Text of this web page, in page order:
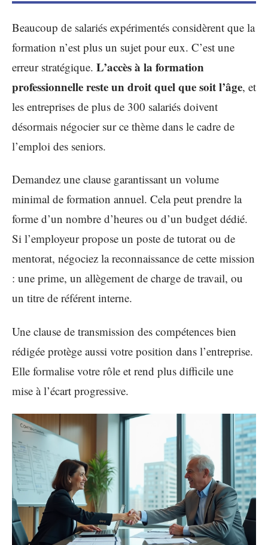
Beaucoup de salariés expérimentés considèrent que la
formation n’est plus un sujet pour eux. C’est une
erreur stratégique. L’accès à la formation
professionnelle reste un droit quel que soit l’âge, et
les entreprises de plus de 300 salariés doivent
désormais négocier sur ce thème dans le cadre de
l’emploi des seniors.
Demandez une clause garantissant un volume
minimal de formation annuel. Cela peut prendre la
forme d’un nombre d’heures ou d’un budget dédié.
Si l’employeur propose un poste de tutorat ou de
mentorat, négociez la reconnaissance de cette mission
: une prime, un allègement de charge de travail, ou
un titre de référent interne.
Une clause de transmission des compétences bien
rédigée protège aussi votre position dans l’entreprise.
Elle formalise votre rôle et rend plus difficile une
mise à l’écart progressive.